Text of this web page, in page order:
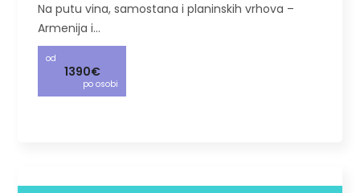
Na putu vina, samostana i planinskih vrhova –
Armenija i…
od
1390€
po osobi